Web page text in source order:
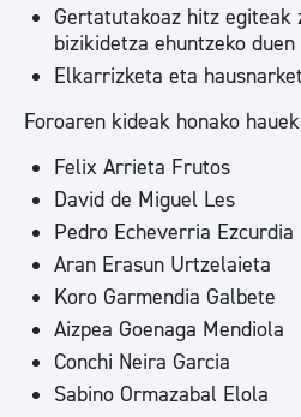
Gertatutakoaz hitz egiteak
bizikidetza ehuntzeko
Elkarrizketa eta
Foroaren kideak honako
Felix Arrieta Frutos
David de Miguel Les
Pedro Echeverria Ezcurdia
Aran Erasun Urtzelaieta
Koro Garmendia Galbete
Aizpea Goenaga Mendiola
Conchi Neira Garcia
Sabino Ormazabal Elola